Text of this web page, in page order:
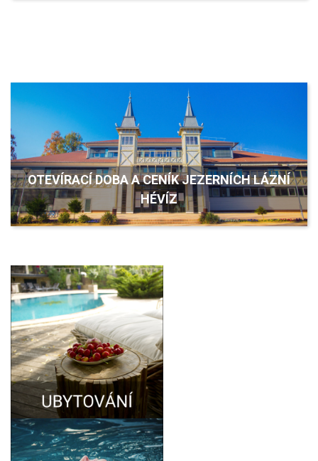
OTEVÍRACÍ DOBA A CENÍK JEZERNÍCH LÁZNÍ
HÉVÍZ